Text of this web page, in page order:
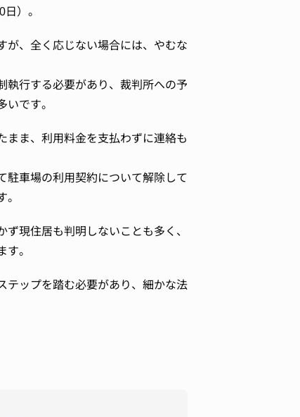
）。
が、全く応じない場合には、やむな
執行する必要があり、裁判所への予
です。
まま、利用料金を支払わずに連絡も
駐車場の利用契約について解除して
現住居も判明しないことも多く、
。
テップを踏む必要があり、細かな法